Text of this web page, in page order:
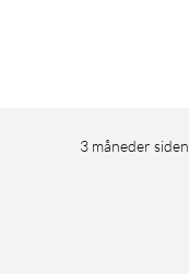
3 måneder siden